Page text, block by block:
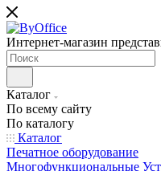
Интернет-магазин
Каталог
По всему сайту
По каталогу
Каталог
Печатное оборудование
Многофункциональные